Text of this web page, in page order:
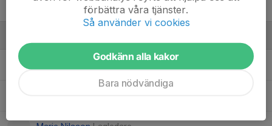
8. William Johnssonförbättra våra tjänster.
Så använder vi cookies
Godkänn alla kakor
Bara nödvändiga